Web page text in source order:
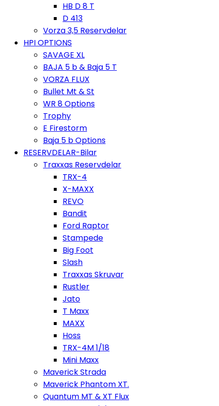
HB D 8 T
D 413
Vorza 3,5 Reservdelar
HPI OPTIONS
SAVAGE XL
BAJA 5 b & Baja 5 T
VORZA FLUX
Bullet Mt & St
WR 8 Options
Trophy
E Firestorm
Baja 5 b Options
RESERVDELAR-Bilar
Traxxas Reservdelar
TRX-4
X-MAXX
REVO
Bandit
Ford Raptor
Stampede
Big Foot
Slash
Traxxas Skruvar
Rustler
Jato
T Maxx
MAXX
Hoss
TRX-4M 1/18
Mini Maxx
Maverick Strada
Maverick Phantom XT.
Quantum MT & XT Flux